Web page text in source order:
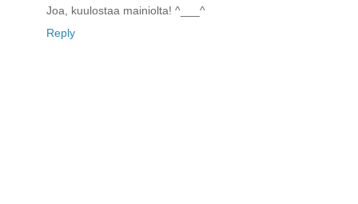
Joa, kuulostaa mainiolta! ^___^
Reply